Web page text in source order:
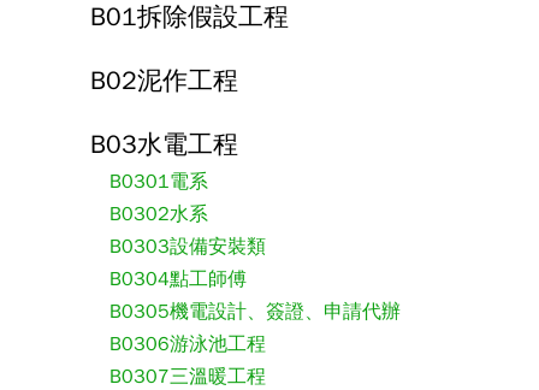
B01拆除假設工程
B02泥作工程
B03水電工程
B0301電系
B0302水系
B0303設備安裝類
B0304點工師傅
B0305機電設計、簽證、申請代辦
B0306游泳池工程
B0307三溫暖工程